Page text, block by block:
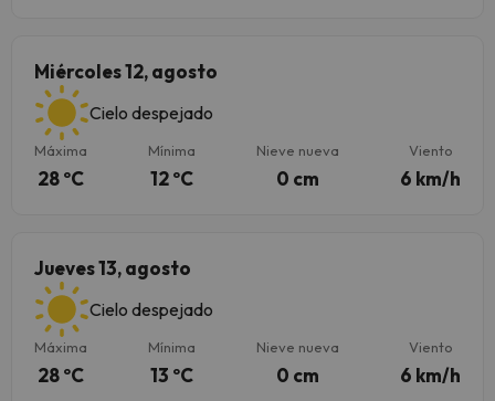
Miércoles 12, agosto
Cielo despejado
Máxima
28 ºC
Mínima
12 ºC
Nieve nueva
0 cm
Viento
6 km/h
Jueves 13, agosto
Cielo despejado
Máxima
28 ºC
Mínima
13 ºC
Nieve nueva
0 cm
Viento
6 km/h